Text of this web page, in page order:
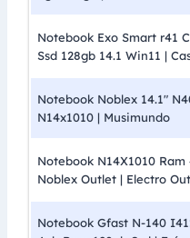
Notebook Exo Smart r41
Ssd 128gb 14.1 Win11 |
Notebook Noblex 14.1″
N14x1010 | Musimundo
Notebook N14X1010 Ram
Noblex Outlet | Electro
Notebook Gfast N-140